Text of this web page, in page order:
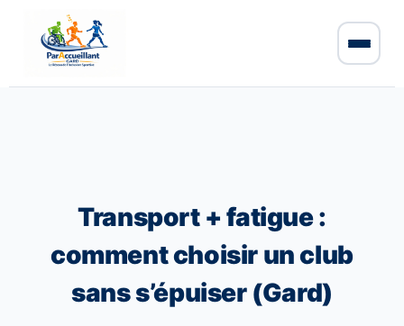
Transport + fatigue :
comment choisir un club
sans s’épuiser (Gard)